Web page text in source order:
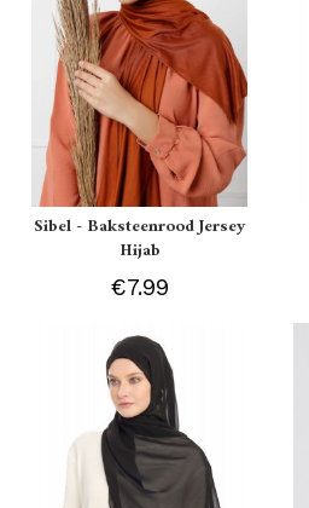
Sibel - Baksteenrood Jersey
Hijab
€7.99